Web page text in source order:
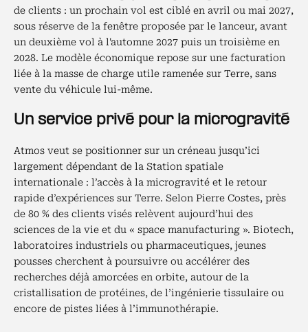
de clients : un prochain vol est ciblé en avril ou mai 2027,
sous réserve de la fenêtre proposée par le lanceur, avant
un deuxième vol à l'automne 2027 puis un troisième en
2028. Le modèle économique repose sur une facturation
liée à la masse de charge utile ramenée sur Terre, sans
vente du véhicule lui-même.
Un service privé pour la microgravité
Atmos veut se positionner sur un créneau jusqu’ici
largement dépendant de la Station spatiale
internationale : l’accès à la microgravité et le retour
rapide d’expériences sur Terre. Selon Pierre Costes, près
de 80 % des clients visés relèvent aujourd’hui des
sciences de la vie et du « space manufacturing ». Biotech,
laboratoires industriels ou pharmaceutiques, jeunes
pousses cherchent à poursuivre ou accélérer des
recherches déjà amorcées en orbite, autour de la
cristallisation de protéines, de l’ingénierie tissulaire ou
encore de pistes liées à l’immunothérapie.